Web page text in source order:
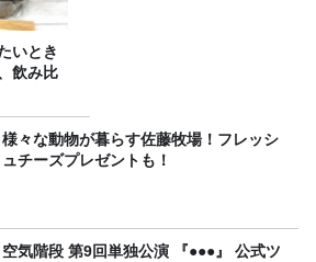
いとき
飲み比
様々な動物が暮らす佐藤牧場！フレッシ
ュチーズプレゼントも！
空気階段 第9回単独公演 『●●●』 公式ツ